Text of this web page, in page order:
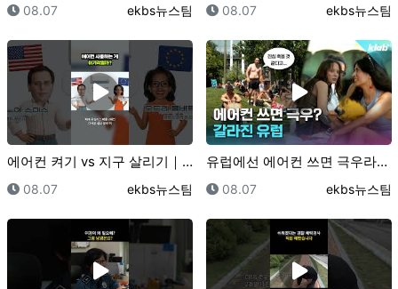
등록일
08.07 등록자
ekbs뉴스팀 등록일
08.07 등록자
ekbs뉴스팀
에어컨 켜기 vs 지구 살리기｜크랩
등록일
08.07 등록자
ekbs뉴스팀
유럽에선 에어컨 쓰면 극우라고요??｜크랩
등록일
08.07 등록자
ekbs뉴스팀